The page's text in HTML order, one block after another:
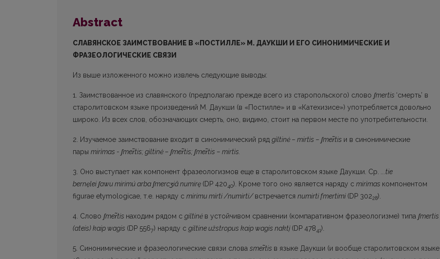
Abstract
СЛАВЯНСКОЕ ЗАИМСТВОВАНИЕ В «ПОСТИЛЛЕ» M. ДАУКШИ И ЕГО СИНОНИМИЧЕСКИЕ И
ФРАЗЕОЛОГИЧЕСКИЕ СВЯЗИ
Из выше изложенного можно извлечь следующие выводы:
1. Заимствованное из славянского (предполагаю прежде всего из старопольского) слово ʃmertis ‘смерть’ в
старолитовском языке произведений М. Даукши (в «Постилле» и в «Катехизисе») упо­требляется довольно
широко. Из всех слов, обозначающих смерть, оно, видимо, стоит на первом месте по употребительности.
2. Изучаемое заимствование входит в синонимический ряд gìltinė – mirtìs – ʃmertis и в синони­мические
пары mirìmas - ʃmertis; gìltinė – ʃmertis; ʃmertis – mirtis.
3. Оно выступает как компонент фразеологизмов еще в старолитовском языке Даукши. Ср. ...tie
bernęleiʃawumirimú arbaʃmercʒiânumirę (DP 42040). Кроме того оно является наряду с mirìmas компонентом
figurae etymologicae, т.е. наряду с mirimu mirti /numirti/встречается numir­ti fmertimi (DP 30228).
4. Слово ʃmer̃tis находим рядом с giltinė в устойчивом сравнении (компаративном фразеоло­гизме) типа ʃmertis
(ateis) kaip wagis (DP 5567) наряду c giltine užstropus kaip wagis naktį (DP 47841).
5. Синонимические и фразеологические связи слова smertis в языке Даукши (и вообще старо­литовском языке